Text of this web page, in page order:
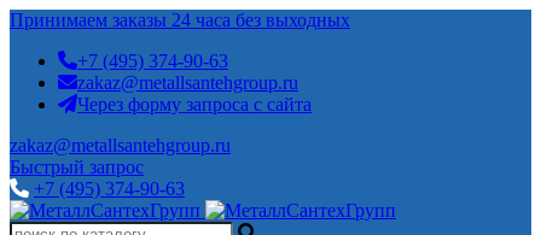
Принимаем заказы 24 часа без выходных
+7 (495) 374-90-63
zakaz@metallsantehgroup.ru
Через форму запроса с сайта
zakaz@metallsantehgroup.ru
Быстрый запрос
+7 (495) 374-90-63